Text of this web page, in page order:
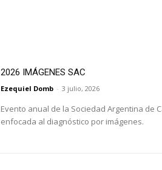
2026 IMÁGENES SAC
Ezequiel Domb - 3 julio, 2026
Evento anual de la Sociedad Argentina de
enfocada al diagnóstico por imágenes.